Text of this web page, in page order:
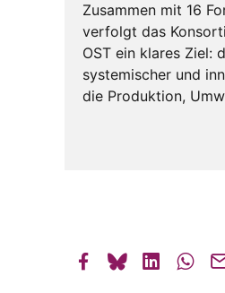
Zusammen mit 16
verfolgt das
OST ein klares Ziel:
systemischer und
die Produktion,